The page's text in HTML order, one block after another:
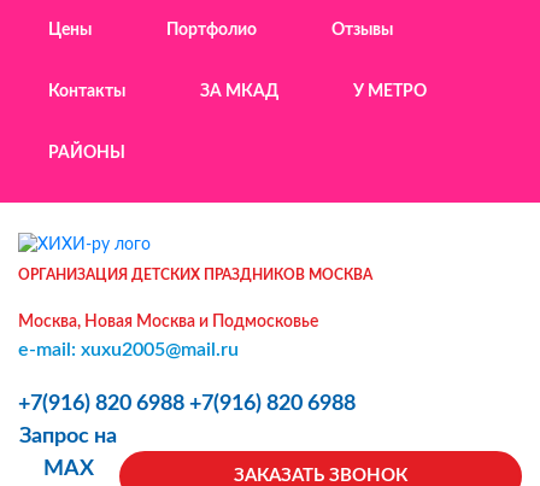
Цены Портфолио Отзывы
Контакты ЗА МКАД У МЕТРО
РАЙОНЫ
ОРГАНИЗАЦИЯ ДЕТСКИХ ПРАЗДНИКОВ МОСКВА
Москва, Новая Москва и Подмосковье
e-mail: xuxu2005@mail.ru
+7(916) 820 6988 +7(916) 820 6988
ЗАКАЗАТЬ ЗВОНОК
Запрос на
MAX